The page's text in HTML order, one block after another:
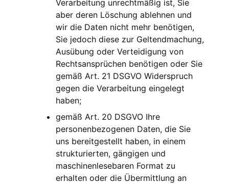
Verarbeitung unrechtmäßig ist, Sie
aber deren Löschung ablehnen und
wir die Daten nicht mehr benötigen,
Sie jedoch diese zur Geltendmachung,
Ausübung oder Verteidigung von
Rechtsansprüchen benötigen oder Sie
gemäß Art. 21 DSGVO Widerspruch
gegen die Verarbeitung eingelegt
haben;
gemäß Art. 20 DSGVO Ihre
personenbezogenen Daten, die Sie
uns bereitgestellt haben, in einem
strukturierten, gängigen und
maschinenlesebaren Format zu
erhalten oder die Übermittlung an